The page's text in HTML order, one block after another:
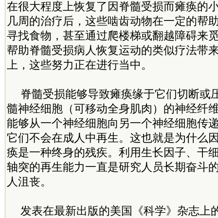
在很大程度上恢复了因脊髓受损而瘫痪的
几周的治疗后，这些啮齿动物在一定的帮
寻找食物，甚至通过爬楼梯或翻越障碍来
帮助脊髓受损病人恢复运动的类似疗法带
上，这些努力正在进行当中。
脊髓受损能够导致瘫痪缘于它们切断或
髓神经细胞（可移动全身肌肉）的神经纤
能够从一个神经细胞向另一个神经细胞传
它们不会在成人中再生。这也就是为什么
痪是一种终身的残疾。利用生长因子、干
轴突的再生能力一直是研究人员长期奋斗
人沮丧。
发表在最新出版的美国《科学》杂志上